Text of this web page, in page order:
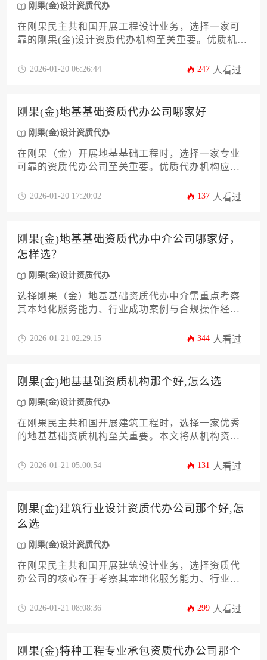
刚果(金)设计资质代办
在刚果民主共和国开展工程设计业务，选择一家可
靠的刚果(金)设计资质代办机构至关重要。优质机构
服务能力，选择时需重点考察机构的本土化程度、
2026-01-20 06:26:44 247 人看过
刚果(金)地基基础资质代办公司哪家好
刚果(金)设计资质代办
在刚果（金）开展地基基础工程时，选择一家专业
可靠的资质代办公司至关重要。优质代办机构应熟
合规服务，并能高效处理设计资质、施工许可等关
2026-01-20 17:20:02 137 人看过
刚果(金)地基基础资质代办中介公司哪家好，
怎样选？
刚果(金)设计资质代办
选择刚果（金）地基基础资质代办中介需重点考察
其本地化服务能力、行业成功案例与合规操作经
管控体系，可筛选出适配企业实际需求的可靠合作
2026-01-21 02:29:15 344 人看过
刚果(金)地基基础资质机构那个好,怎么选
刚果(金)设计资质代办
在刚果民主共和国开展建筑工程时，选择一家优秀
的地基基础资质机构至关重要。本文将从机构资质
查、服务性价比以及长期合作潜力等十二个核心维
确保工程地基稳固，项目顺利推进。
2026-01-21 05:00:54 131 人看过
刚果(金)建筑行业设计资质代办公司那个好,怎
么选
刚果(金)设计资质代办
在刚果民主共和国开展建筑设计业务，选择资质代
办公司的核心在于考察其本地化服务能力、行业成
(金)建筑法规体系，具备处理矿业、能源等特殊领域
比对及多方询价等方式进行综合评估。
2026-01-21 08:08:36 299 人看过
刚果(金)特种工程专业承包资质代办公司那个